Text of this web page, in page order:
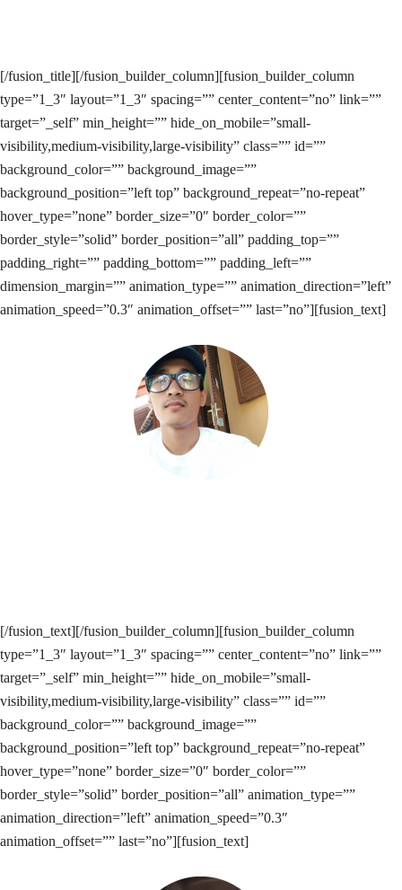
[/fusion_title][/fusion_builder_column][fusion_builder_column
type=”1_3″ layout=”1_3″ spacing=”” center_content=”no” link=””
target=”_self” min_height=”” hide_on_mobile=”small-
visibility,medium-visibility,large-visibility” class=”” id=””
background_color=”” background_image=””
background_position=”left top” background_repeat=”no-repeat”
hover_type=”none” border_size=”0″ border_color=””
border_style=”solid” border_position=”all” padding_top=””
padding_right=”” padding_bottom=”” padding_left=””
dimension_margin=”” animation_type=”” animation_direction=”left”
animation_speed=”0.3″ animation_offset=”” last=”no”][fusion_text]
[/fusion_text][/fusion_builder_column][fusion_builder_column
type=”1_3″ layout=”1_3″ spacing=”” center_content=”no” link=””
target=”_self” min_height=”” hide_on_mobile=”small-
visibility,medium-visibility,large-visibility” class=”” id=””
background_color=”” background_image=””
background_position=”left top” background_repeat=”no-repeat”
hover_type=”none” border_size=”0″ border_color=””
border_style=”solid” border_position=”all” animation_type=””
animation_direction=”left” animation_speed=”0.3″
animation_offset=”” last=”no”][fusion_text]